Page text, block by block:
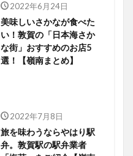
2022年6月24日
美味しいさかなが食べた
い！敦賀の「日本海さか
な街」おすすめのお店5
選！【嶺南まとめ】
2022年7月8日
旅を味わうならやはり駅
弁。敦賀駅の駅弁業者